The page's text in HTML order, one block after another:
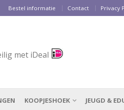
Bestel informatie Contact Privacy
met iDeal
KOOPJESHOEK JEUGD &